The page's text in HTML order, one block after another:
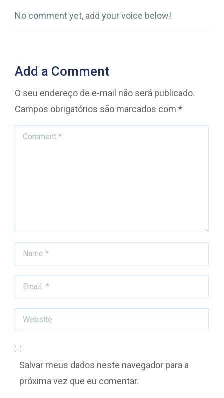
No comment yet, add your voice below!
Add a Comment
O seu endereço de e-mail não será publicado.
Campos obrigatórios são marcados com *
Comment *
Name *
Email *
Website
Salvar meus dados neste navegador para a
próxima vez que eu comentar.